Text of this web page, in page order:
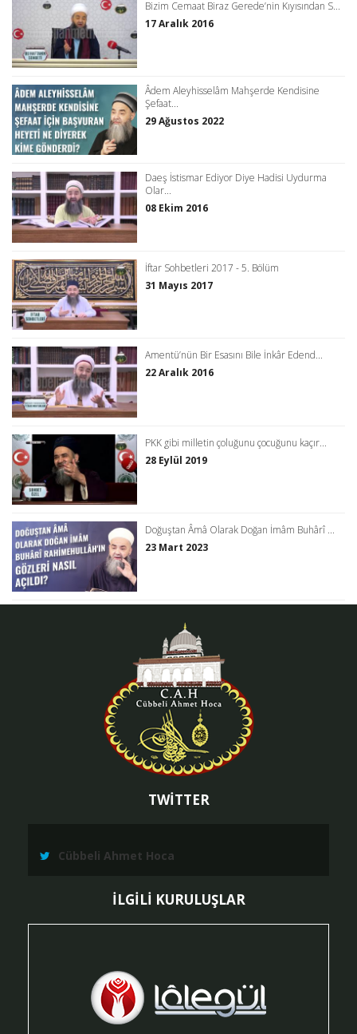
Bizim Cemaat Biraz Gerede’nin Kıyısından S...
17 Aralık 2016
Âdem Aleyhisselâm Mahşerde Kendisine
Şefaat...
29 Ağustos 2022
Daeş İstismar Ediyor Diye Hadisi Uydurma
Olar...
08 Ekim 2016
İftar Sohbetleri 2017 - 5. Bölüm
31 Mayıs 2017
Amentü’nün Bir Esasını Bile İnkâr Edend...
22 Aralık 2016
PKK gibi milletin çoluğunu çocuğunu kaçır...
28 Eylül 2019
Doğuştan Âmâ Olarak Doğan İmâm Buhârî ...
23 Mart 2023
TWİTTER
Cübbeli Ahmet Hoca
İLGİLİ KURULUŞLAR